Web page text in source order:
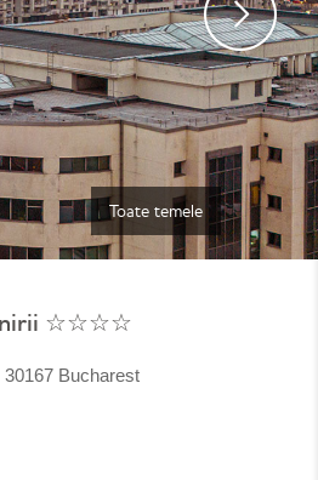
Toate temele
☆☆☆☆
Bucharest